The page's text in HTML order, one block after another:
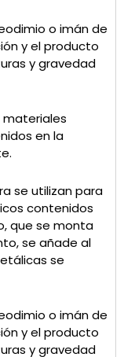
o imán de
y el producto
y gravedad
materiales
en la
se utilizan para
contenidos
que se monta
se añade al
se
o imán de
y el producto
y gravedad